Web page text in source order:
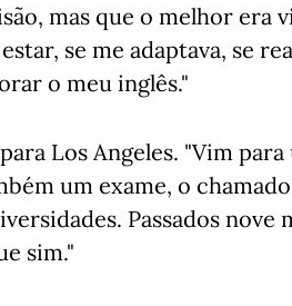
mas que o melhor era
se me adaptava, se
o meu inglês."
Los Angeles. "Vim
um exame, o
Passados nove
sim."